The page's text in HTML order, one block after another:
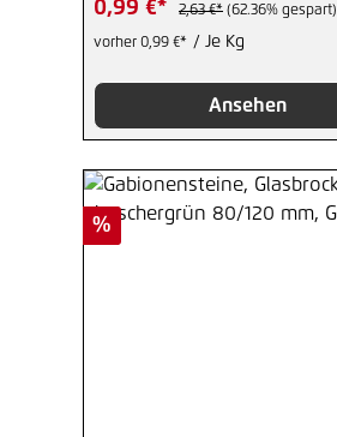
0,99 €* 2,63 €* (62.36% gespart)
vorher 0,99 €* / Je Kg
Ansehen
Rabatt
%